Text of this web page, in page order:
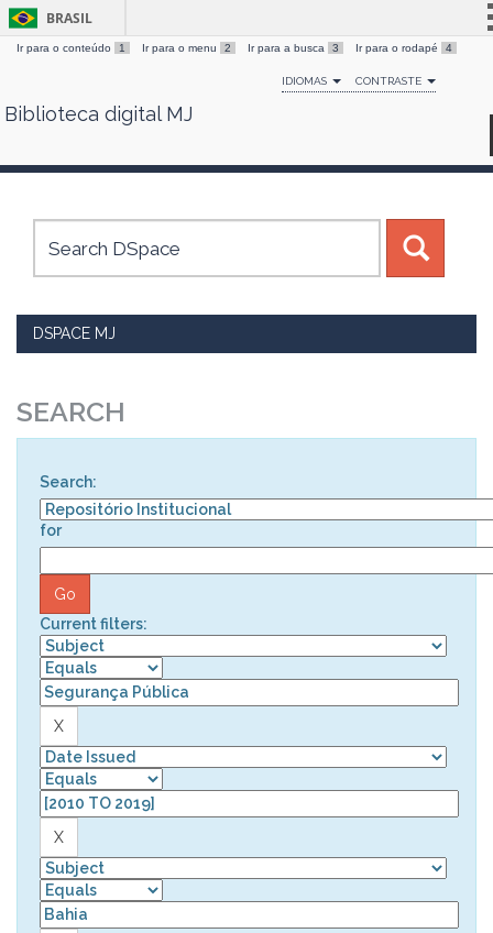
Skip
BRASIL
Simplifique!
Comunica BR
Canais
Ir para o conteúdo 1 Ir para o menu 2 Ir para a busca 3 Ir para o rodapé 4
IDIOMAS CONTRASTE
Biblioteca digital MJ
DSPACE MJ
SEARCH
Search:
for
Current filters: